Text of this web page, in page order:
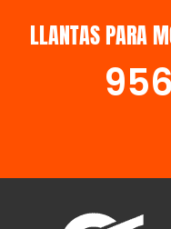
SCOOTER
LLANTAS PARA